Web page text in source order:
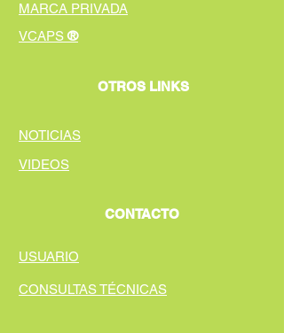
MARCA PRIVADA
VCAPS®
OTROS LINKS
NOTICIAS
VIDEOS
CONTACTO
USUARIO
CONSULTAS TÉCNICAS